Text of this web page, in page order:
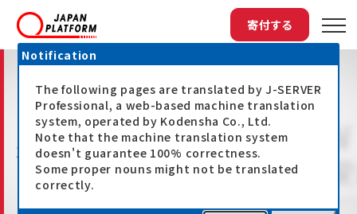
寄付する
最新情報
Notification
The following pages are translated by J-SERVER
Professional, a web-based machine translation
system, operated by Kodensha Co., Ltd.
Note that the machine translation system
doesn't guarantee 100% correctness.
Some proper nouns might not be translated
correctly.